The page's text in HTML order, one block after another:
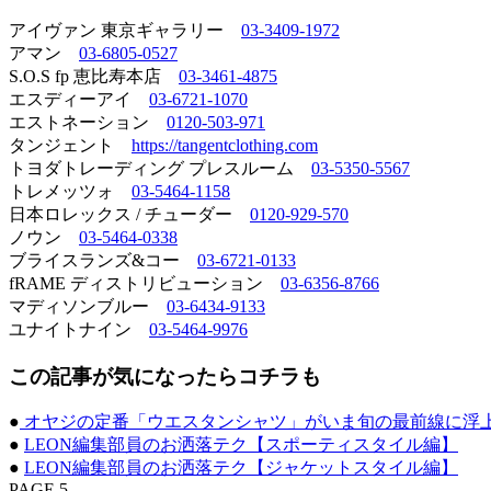
アイヴァン 東京ギャラリー 03-3409-1972
アマン 03-6805-0527
S.O.S fp 恵比寿本店 03-3461-4875
エスディーアイ 03-6721-1070
エストネーション 0120-503-971
タンジェント https://tangentclothing.com
トヨダトレーディング プレスルーム 03-5350-5567
トレメッツォ 03-5464-1158
日本ロレックス / チューダー 0120-929-570
ノウン 03-5464-0338
ブライスランズ&コー 03-6721-0133
fRAME ディストリビューション 03-6356-8766
マディソンブルー 03-6434-9133
ユナイトナイン 03-5464-9976
この記事が気になったらコチラも
● オヤジの定番「ウエスタンシャツ」がいま旬の最前線に浮
● LEON編集部員のお洒落テク【スポーティスタイル編】
● LEON編集部員のお洒落テク【ジャケットスタイル編】